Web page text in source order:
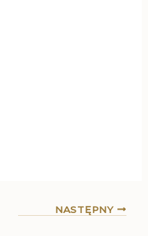
NASTĘPNY